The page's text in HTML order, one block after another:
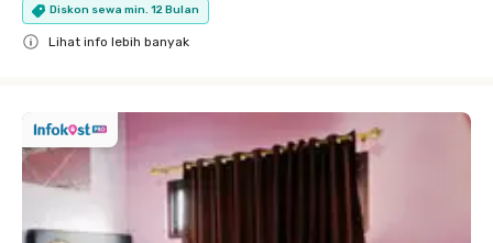
Diskon sewa min. 12 Bulan
Lihat info lebih banyak